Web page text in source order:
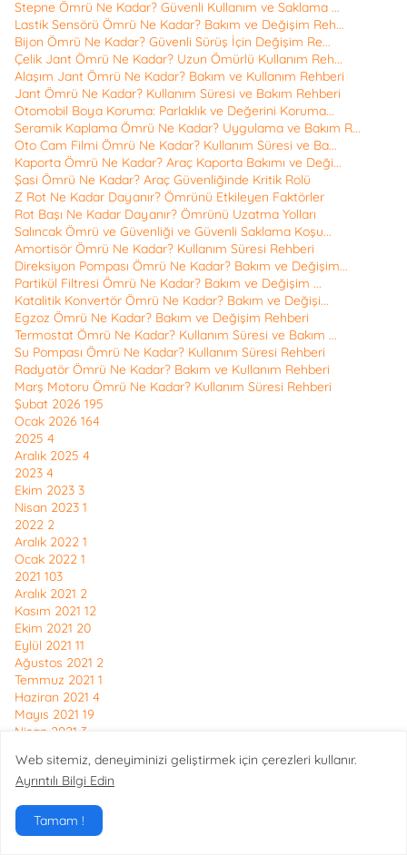
Stepne Ömrü Ne Kadar? Güvenli Kullanım ve Saklama ...
Lastik Sensörü Ömrü Ne Kadar? Bakım ve Değişim Reh...
Bijon Ömrü Ne Kadar? Güvenli Sürüş İçin Değişim Re...
Çelik Jant Ömrü Ne Kadar? Uzun Ömürlü Kullanım Reh...
Alaşım Jant Ömrü Ne Kadar? Bakım ve Kullanım Rehberi
Jant Ömrü Ne Kadar? Kullanım Süresi ve Bakım Rehberi
Otomobil Boya Koruma: Parlaklık ve Değerini Koruma...
Seramik Kaplama Ömrü Ne Kadar? Uygulama ve Bakım R...
Oto Cam Filmi Ömrü Ne Kadar? Kullanım Süresi ve Ba...
Kaporta Ömrü Ne Kadar? Araç Kaporta Bakımı ve Deği...
Şasi Ömrü Ne Kadar? Araç Güvenliğinde Kritik Rolü
Z Rot Ne Kadar Dayanır? Ömrünü Etkileyen Faktörler
Rot Başı Ne Kadar Dayanır? Ömrünü Uzatma Yolları
Salıncak Ömrü ve Güvenliği ve Güvenli Saklama Koşu...
Amortisör Ömrü Ne Kadar? Kullanım Süresi Rehberi
Direksiyon Pompası Ömrü Ne Kadar? Bakım ve Değişim...
Partikül Filtresi Ömrü Ne Kadar? Bakım ve Değişim ...
Katalitik Konvertör Ömrü Ne Kadar? Bakım ve Değişi...
Egzoz Ömrü Ne Kadar? Bakım ve Değişim Rehberi
Termostat Ömrü Ne Kadar? Kullanım Süresi ve Bakım ...
Su Pompası Ömrü Ne Kadar? Kullanım Süresi Rehberi
Radyatör Ömrü Ne Kadar? Bakım ve Kullanım Rehberi
Marş Motoru Ömrü Ne Kadar? Kullanım Süresi Rehberi
Şubat 2026 195
Ocak 2026 164
2025 4
Aralık 2025 4
2023 4
Ekim 2023 3
Nisan 2023 1
2022 2
Aralık 2022 1
Ocak 2022 1
2021 103
Aralık 2021 2
Kasım 2021 12
Ekim 2021 20
Eylül 2021 11
Ağustos 2021 2
Temmuz 2021 1
Haziran 2021 4
Mayıs 2021 19
Nisan 2021 3
Ocak 202118
2020133
Kasım 2020
Eylül 20206
Web sitemiz, deneyiminizi geliştirmek için çerezleri kullanır.
Ayrıntılı Bilgi Edin
Tamam !